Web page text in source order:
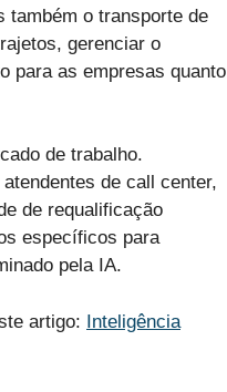
também o transporte de
gerenciar o
para as empresas quanto
de trabalho.
de call center,
de requalificação
específicos para
pela IA.
artigo: Inteligência